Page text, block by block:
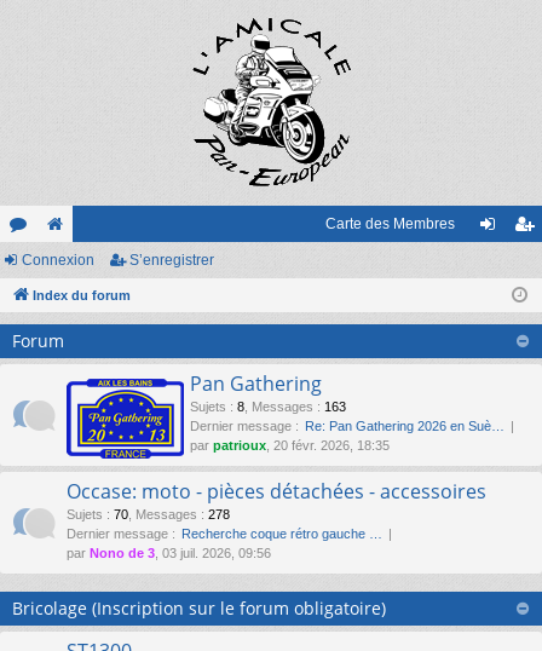
or
u
m
s
e
sit
Carte des Membres
on
nr
eg
ist
Connexion S’enregistrer
Index du forum
Forum
Pan Gathering
Sujets : 8 Messages : 163
Dernier message : Re: Pan Gathering 2026 en Suè…
par patrioux , 20 févr. 2026, 18:35
Occase: moto - pièces détachées - accessoires
Sujets : 70 Messages : 278
Dernier message : Recherche coque rétro gauche …
par Nono de 3 , 03 juil. 2026, 09:56
Bricolage (Inscription sur le forum obligatoire)